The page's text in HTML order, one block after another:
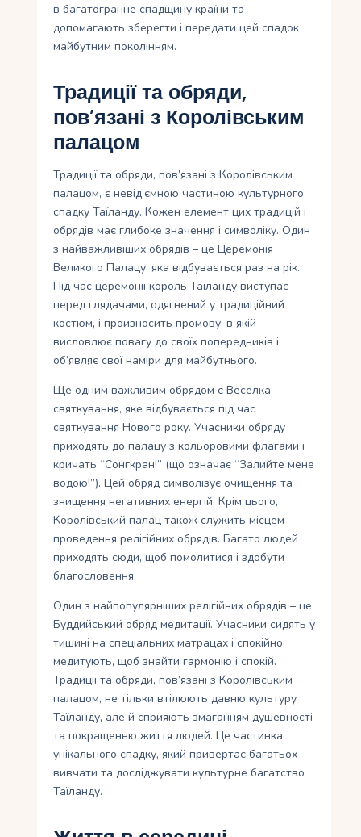
в багатогранне спадщину країни та
допомагають зберегти i передати цей спадок
майбутним поколiнням.
Традиції та обряди,
пов’язані з Королівським
палацом
Традиції та обряди, пов’язані з Королівським
палацом, є невід’ємною частиною культурного
спадку Таїланду. Кожен елемент цих традицій і
обрядів має глибоке значення і символіку. Один
з найважливіших обрядів – це Церемонія
Великого Палацу, яка відбувається раз на рік.
Під час церемонії король Таїланду виступає
перед глядачами, одягнений у традиційний
костюм, і произносить промову, в якій
висловлює повагу до своїх попередників і
об’являє свої наміри для майбутнього.
Ще одним важливим обрядом є Веселка-
святкування, яке відбувається під час
святкування Нового року. Учасники обряду
приходять до палацу з кольоровими флагами і
кричать “Сонгкран!” (що означає “Залийте мене
водою!”). Цей обряд символізує очищення та
знищення негативних енергій. Крім цього,
Королівський палац також служить місцем
проведення релігійних обрядів. Багато людей
приходять сюди, щоб помолитися і здобути
благословення.
Один з найпопулярніших релігійних обрядів – це
Буддийський обряд медитації. Учасники сидять у
тишині на спеціальних матрацах і спокійно
медитують, щоб знайти гармонію і спокій.
Традиції та обряди, пов’язані з Королівським
палацом, не тільки втілюють давню культуру
Таїланду, але й сприяють змаганням душевності
та покращенню життя людей. Це частинка
унікального спадку, який привертає багатьох
вивчати та досліджувати культурне багатство
Таїланду.